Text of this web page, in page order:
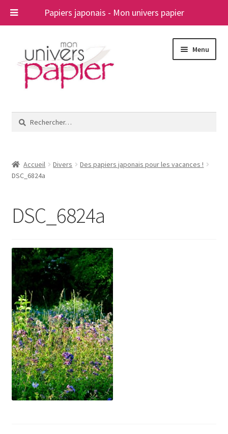
Papiers japonais - Mon univers papier
navigation
contenu
Menu
le
A propos
Rechercher :
Accueil Divers
Des papiers japonais pour les vacances !
DSC_6824a
DSC_6824a